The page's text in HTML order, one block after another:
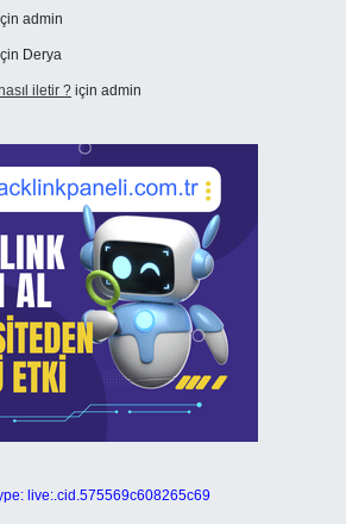
admin
Derya
iletir ? için admin
live:.cid.575569c608265c69